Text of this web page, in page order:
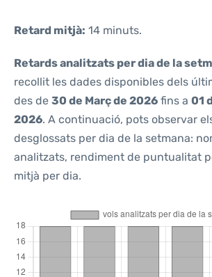
Retard mitjà: 14 minuts.
Retards analitzats per dia de la
recollit les dades disponibles dels
des de 30 de Març de 2026 fins a 01
2026. A continuació, pots observar
desglossats per dia de la setmana:
analitzats, rendiment de puntualitat
mitjà per dia.